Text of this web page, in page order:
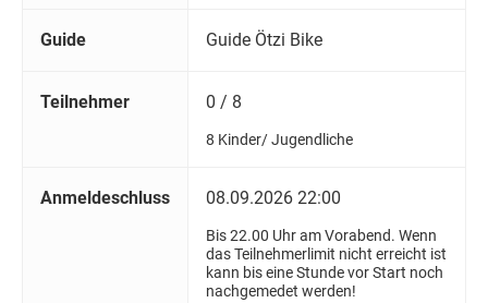
Guide Guide Ötzi Bike
Teilnehmer 0 / 8
8 Kinder/ Jugendliche
Anmeldeschluss 08.09.2026 22:00
Bis 22.00 Uhr am Vorabend. Wenn
das Teilnehmerlimit nicht erreicht ist
kann bis eine Stunde vor Start noch
nachgemedet werden!